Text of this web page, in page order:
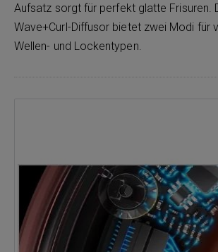
Aufsatz sorgt für perfekt glatte Frisuren.
Wave+Curl-Diffusor bietet zwei Modi für
Wellen- und Lockentypen.